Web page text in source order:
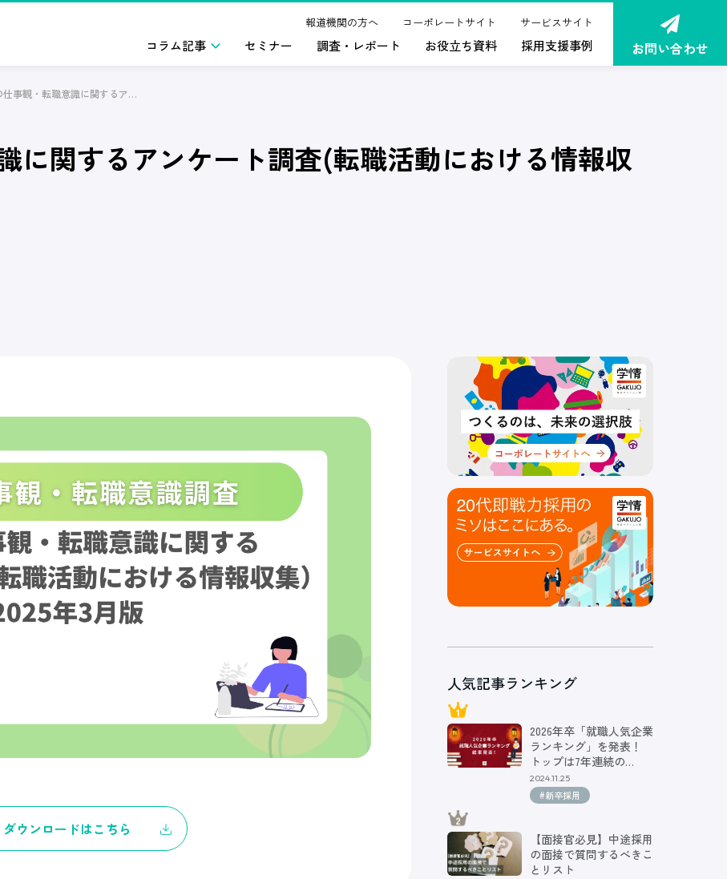
報道機関の方へ コーポレートサイト サービスサイト
コラム記事 セミナー 調査・レポート お役立ち資料 採用支援事例 お問い合わせ
30代の仕事観・転職意識に関するアンケート調査(転職活動における情報収集)2025年3月版
に関するアンケート調査(転職活動における情報収
ダウンロードはこちら
人気記事ランキング
2026年卒「就職人気企業
ランキング」を発表！
トップは7年連続の…
2024.11.25
#新卒採用
【面接官必見】中途採用
の面接で質問するべきこ
とリスト